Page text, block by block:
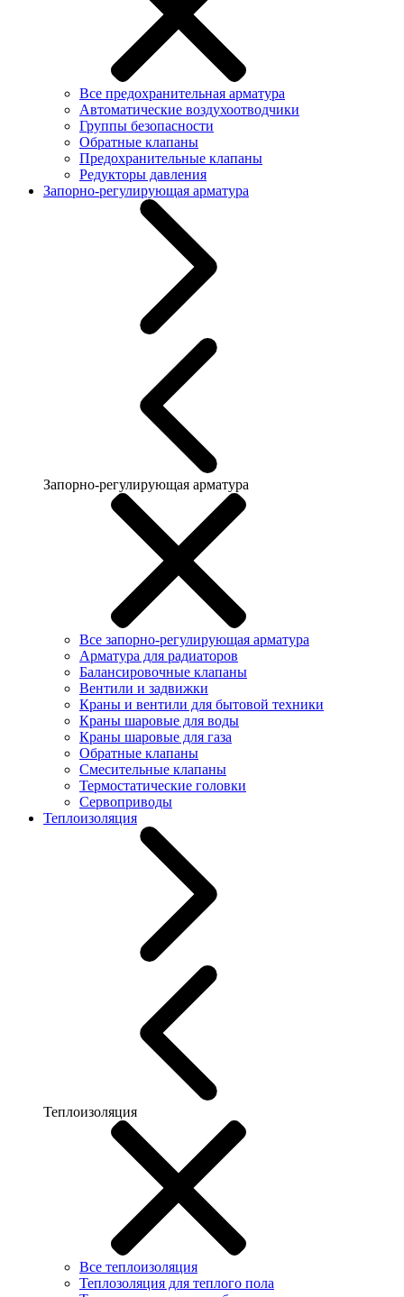
Все предохранительная арматура
Автоматические воздухоотводчики
Группы безопасности
Обратные клапаны
Предохранительные клапаны
Редукторы давления
Запорно-регулирующая арматура
Запорно-регулирующая арматура
Все запорно-регулирующая арматура
Арматура для радиаторов
Балансировочные клапаны
Вентили и задвижки
Краны и вентили для бытовой техники
Краны шаровые для воды
Краны шаровые для газа
Обратные клапаны
Смесительные клапаны
Термостатические головки
Сервоприводы
Теплоизоляция
Теплоизоляция
Все теплоизоляция
Теплозоляция для теплого пола